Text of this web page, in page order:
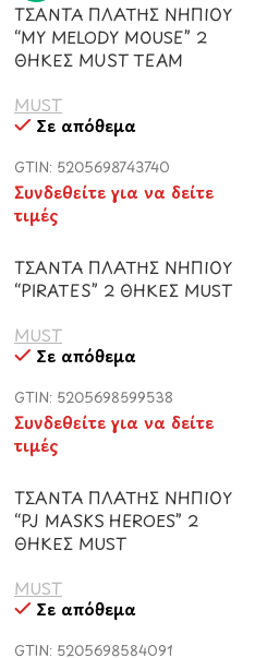
ΤΣΑΝΤΑ ΠΛΑΤΗΣ ΝΗΠΙΟΥ
“MY MELODY MOUSE” 2
ΘΗΚΕΣ MUST TEAM
MUST
Σε απόθεμα
GTIN: 5205698743740
Συνδεθείτε για να δείτε
τιμές
ΤΣΑΝΤΑ ΠΛΑΤΗΣ ΝΗΠΙΟΥ
“PIRATES” 2 ΘΗΚΕΣ MUST
MUST
Σε απόθεμα
GTIN: 5205698599538
Συνδεθείτε για να δείτε
τιμές
ΤΣΑΝΤΑ ΠΛΑΤΗΣ ΝΗΠΙΟΥ
“PJ MASKS HEROES” 2
ΘΗΚΕΣ MUST
MUST
Σε απόθεμα
GTIN: 5205698584091